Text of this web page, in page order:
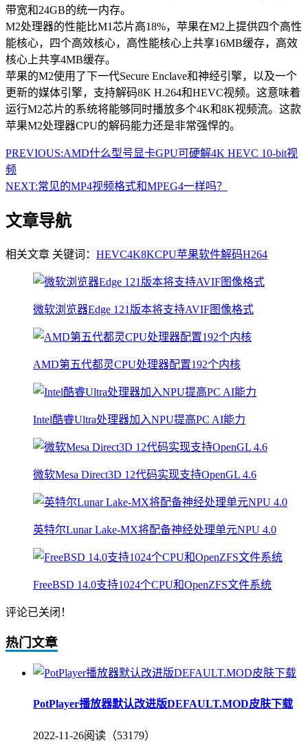
带宽和24GB的统一内存。
M2处理器的性能比M1芯片高18%，苹果在M2上提供四个高性
能核心，四个高效核心，高性能核心上共享16MB缓存，高效
核心上共享4MB缓存。
苹果的M2使用了下一代Secure Enclave和神经引擎，以及一个
更新的媒体引擎，支持解码8K H.264和HEVC视频。这意味着
运行M2芯片的系统将能够同时播放多个4K和8K视频流。这款
苹果M2处理器CPU的解码能力还是非常强悍的。
PREVIOUS:AMD什么型号显卡GPU可硬解4K HEVC 10-bit视
频
NEXT:常见的MP4视频格式和MPEG4一样吗？
文章导航
相关文章 关键词： HEVC4K8KCPU苹果软件解码H264
微软浏览器Edge 121版本将支持AVIF图像格式
AMD第五代都灵CPU处理器配置192个内核
Intel酷睿Ultra处理器加入NPU提高PC AI能力
微软Mesa Direct3D 12代码实现支持OpenGL 4.6
英特尔Lunar Lake-MX将配备神经处理单元NPU 4.0
FreeBSD 14.0支持1024个CPU和OpenZFS文件系统
评论已关闭！
热门文章
PotPlayer播放器默认改进版DEFAULT.MOD皮肤下载
2022-11-26阅读（53179）